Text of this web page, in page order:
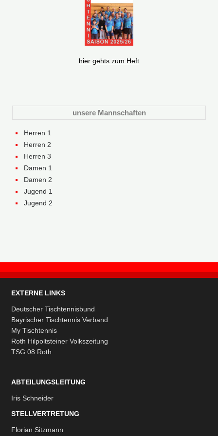
hier gehts zum Heft
unsere Mannschaften
Herren 1
Herren 2
Herren 3
Damen 1
Damen 2
Jugend 1
Jugend 2
EXTERNE LINKS
Deutscher Tischtennisbund
Bayrischer Tischtennis Verband
My Tischtennis
Roth Hilpoltsteiner Volkszeitung
TSG 08 Roth
ABTEILUNGSLEITUNG
Iris Schneider
STELLVERTRETUNG
Florian Sitzmann